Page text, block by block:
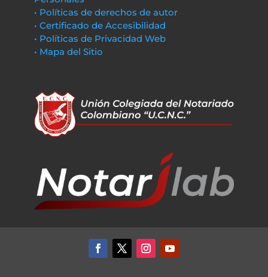
• Políticas de derechos de autor
• Certificado de Accesibilidad
• Políticas de Privacidad Web
• Mapa del Sitio